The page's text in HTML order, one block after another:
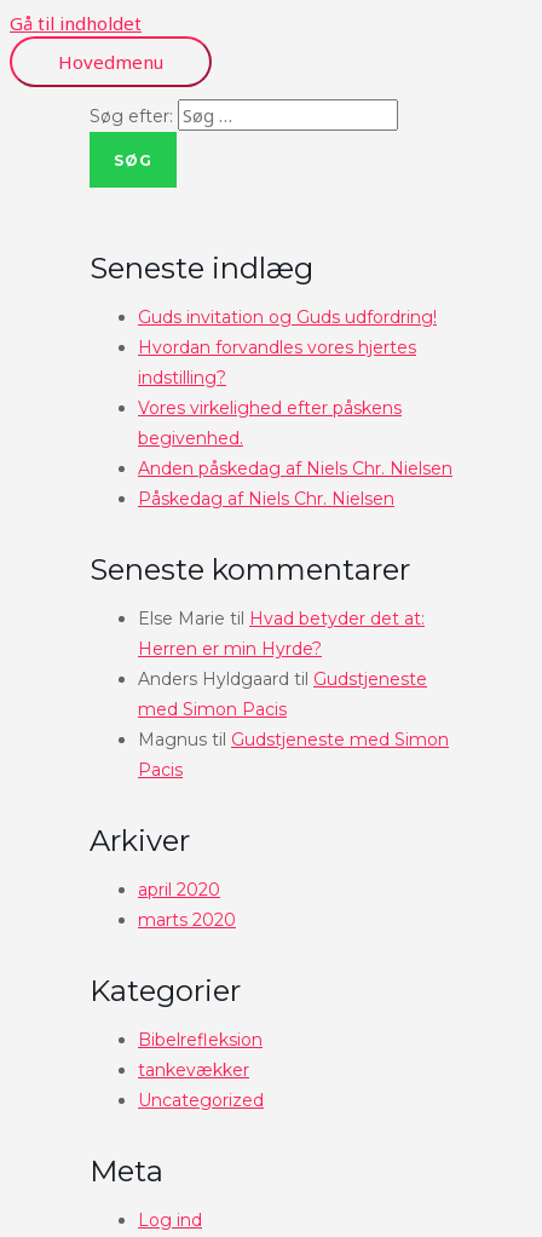
Gå til indholdet
Hovedmenu
Søg efter:
Seneste indlæg
Guds invitation og Guds udfordring!
Hvordan forvandles vores hjertes
indstilling?
Vores virkelighed efter påskens
begivenhed.
Anden påskedag af Niels Chr. Nielsen
Påskedag af Niels Chr. Nielsen
Seneste kommentarer
Else Marie til Hvad betyder det at:
Herren er min Hyrde?
Anders Hyldgaard til Gudstjeneste
med Simon Pacis
Magnus til Gudstjeneste med Simon
Pacis
Arkiver
april 2020
marts 2020
Kategorier
Bibelrefleksion
tankevækker
Uncategorized
Meta
Log ind